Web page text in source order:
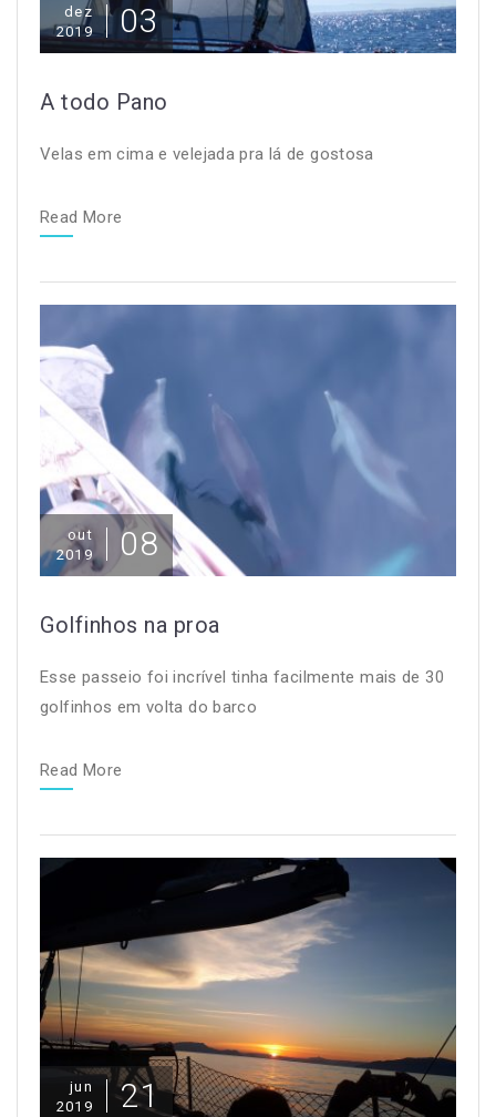
dez
2019
03
A todo Pano
Velas em cima e velejada pra lá de gostosa
Read More
out
2019
08
Golfinhos na proa
Esse passeio foi incrível tinha facilmente mais de 30
golfinhos em volta do barco
Read More
jun
2019
21